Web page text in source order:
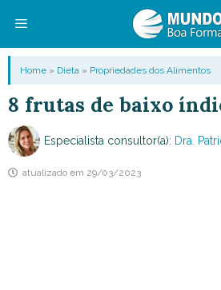
conteúdo
Menu
Home » Dieta » Propriedades dos Alimentos
8 frutas de baixo
Especialista consultor(a): Dra.
atualizado em 29/03/2023